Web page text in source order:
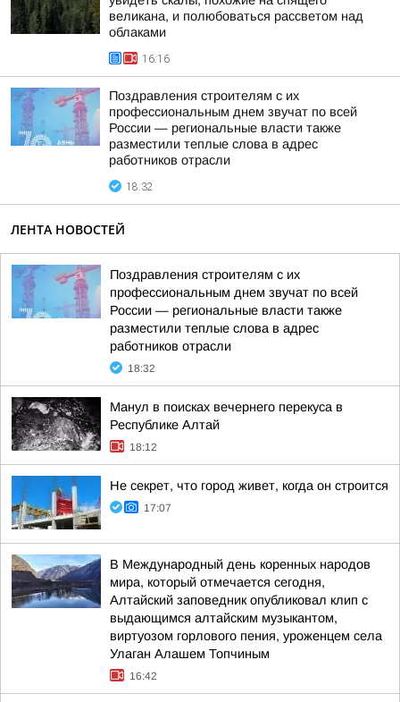
великана, и полюбоваться рассветом над
облаками
16:16
Поздравления строителям с их
профессиональным днем звучат по всей
России — региональные власти также
разместили теплые слова в адрес
работников отрасли
18:32
ЛЕНТА НОВОСТЕЙ
Поздравления строителям с их
профессиональным днем звучат по всей
России — региональные власти также
разместили теплые слова в адрес
работников отрасли
18:32
Манул в поисках вечернего перекуса в
Республике Алтай
18:12
Не секрет, что город живет, когда он строится
17:07
В Международный день коренных народов
мира, который отмечается сегодня,
Алтайский заповедник опубликовал клип с
выдающимся алтайским музыкантом,
виртуозом горлового пения, уроженцем села
Улаган Алашем Топчиным
16:42